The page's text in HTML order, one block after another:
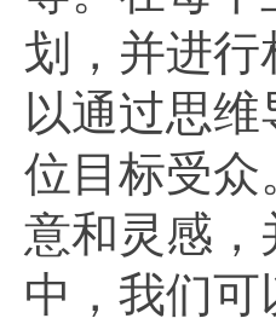
划，并进
以通过思
位目标受众
意和灵感，
中，我们